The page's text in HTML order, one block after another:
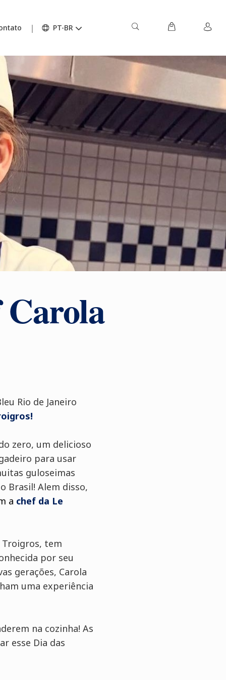
PT-BR
Carola
Rio de Janeiro
zero, um delicioso
para usar
guloseimas
Brasil! Alem disso,
a chef da Le
tem
por seu
gerações, Carola
uma experiência
na cozinha! As
esse Dia das